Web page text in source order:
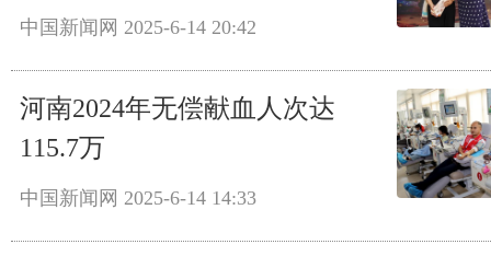
中国新闻网 2025-6-14 20:42
河南2024年无偿献血人次达
115.7万
中国新闻网 2025-6-14 14:33